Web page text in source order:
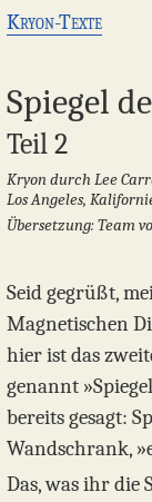
Kryon-Texte
Spiegel
Teil 2
Kryon durch Lee
Los Angeles,
Übersetzung: Team
Seid gegrüßt,
Magnetischen
hier ist das
genannt
bereits gesagt:
Wandschrank,
Das, was ihr die